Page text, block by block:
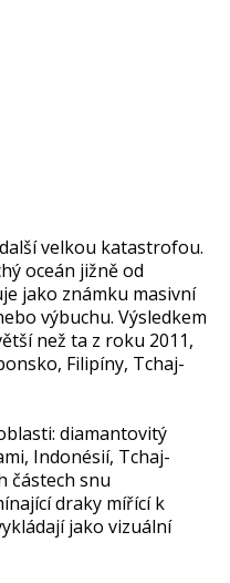
velkou katastrofou.
oceán jižně od
jako známku masivní
výbuchu. Výsledkem
než ta z roku 2011,
Filipíny, Tchaj-
diamantovitý
Indonésií, Tchaj-
částech snu
draky mířící k
jako vizuální